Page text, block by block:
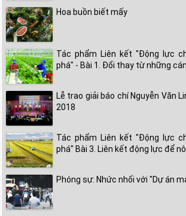
Hoa buồn biết mấy
Tác phẩm Liên kết "Động lực
phá" - Bài 1. Đổi thay từ những
Lễ trao giải báo chí Nguyễn Văn
2018
Tác phẩm Liên kết "Động lực
phá" Bài 3. Liên kết động lực để
Phóng sự: Nhức nhối với "Dự án